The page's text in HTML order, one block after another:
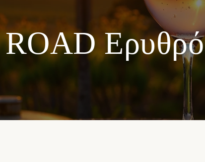
Ερυθρό